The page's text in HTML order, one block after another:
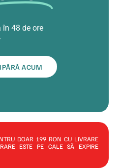
în 48 de ore
ACUM
DOAR 199 RON CU LIVRARE
ESTE PE CALE SĂ EXPIRE